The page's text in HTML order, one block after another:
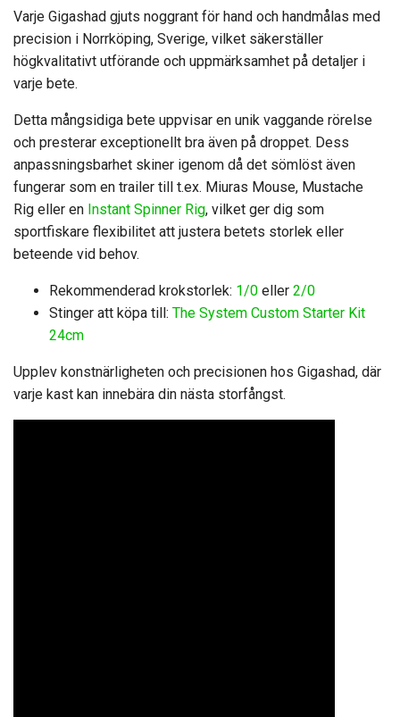
Varje Gigashad gjuts noggrant för hand och handmålas med
precision i Norrköping, Sverige, vilket säkerställer
högkvalitativt utförande och uppmärksamhet på detaljer i
varje bete.
Detta mångsidiga bete uppvisar en unik vaggande rörelse
och presterar exceptionellt bra även på droppet. Dess
anpassningsbarhet skiner igenom då det sömlöst även
fungerar som en trailer till t.ex. Miuras Mouse, Mustache
Rig eller en Instant Spinner Rig, vilket ger dig som
sportfiskare flexibilitet att justera betets storlek eller
beteende vid behov.
Rekommenderad krokstorlek: 1/0 eller 2/0
Stinger att köpa till: The System Custom Starter Kit
24cm
Upplev konstnärligheten och precisionen hos Gigashad, där
varje kast kan innebära din nästa storfångst.